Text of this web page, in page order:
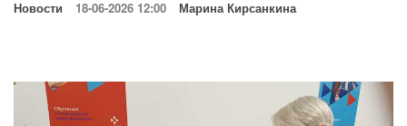
Новости 18-06-2026 12:00 Марина Кирсанкина